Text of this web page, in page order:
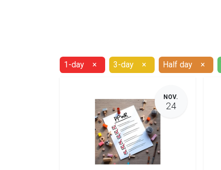
1-day × 3-day × Half day ×
NOV.
24